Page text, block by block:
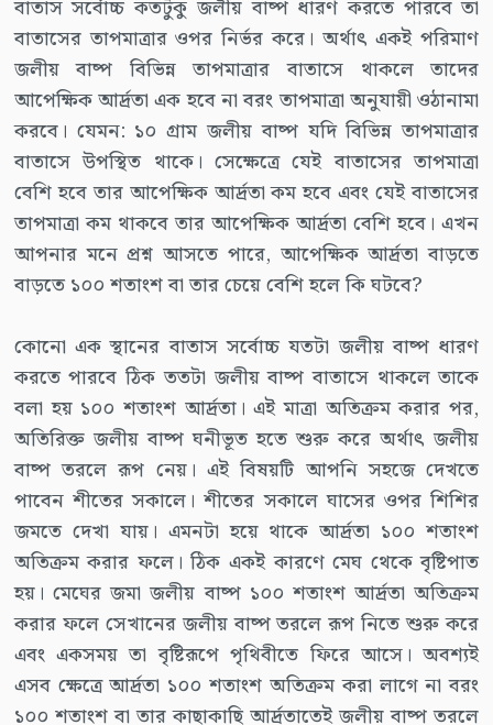
বাতাস সর্বোচ্চ কতটুকু জলীয় বাষ্প ধারণ করতে পারবে তা
বাতাসের তাপমাত্রার ওপর নির্ভর করে। অর্থাৎ একই পরিমাণ
জলীয় বাষ্প বিভিন্ন তাপমাত্রার বাতাসে থাকলে তাদের
আপেক্ষিক আর্দ্রতা এক হবে না বরং তাপমাত্রা অনুযায়ী ওঠানামা
করবে। যেমন: ১০ গ্রাম জলীয় বাষ্প যদি বিভিন্ন তাপমাত্রার
বাতাসে উপস্থিত থাকে। সেক্ষেত্রে যেই বাতাসের তাপমাত্রা
বেশি হবে তার আপেক্ষিক আর্দ্রতা কম হবে এবং যেই বাতাসের
তাপমাত্রা কম থাকবে তার আপেক্ষিক আর্দ্রতা বেশি হবে। এখন
আপনার মনে প্রশ্ন আসতে পারে, আপেক্ষিক আর্দ্রতা বাড়তে
বাড়তে ১০০ শতাংশ বা তার চেয়ে বেশি হলে কি ঘটবে?
কোনো এক স্থানের বাতাস সর্বোচ্চ যতটা জলীয় বাষ্প ধারণ
করতে পারবে ঠিক ততটা জলীয় বাষ্প বাতাসে থাকলে তাকে
বলা হয় ১০০ শতাংশ আর্দ্রতা। এই মাত্রা অতিক্রম করার পর,
অতিরিক্ত জলীয় বাষ্প ঘনীভূত হতে শুরু করে অর্থাৎ জলীয়
বাষ্প তরলে রূপ নেয়। এই বিষয়টি আপনি সহজে দেখতে
পাবেন শীতের সকালে। শীতের সকালে ঘাসের ওপর শিশির
জমতে দেখা যায়। এমনটা হয়ে থাকে আর্দ্রতা ১০০ শতাংশ
অতিক্রম করার ফলে। ঠিক একই কারণে মেঘ থেকে বৃষ্টিপাত
হয়। মেঘের জমা জলীয় বাষ্প ১০০ শতাংশ আর্দ্রতা অতিক্রম
করার ফলে সেখানের জলীয় বাষ্প তরলে রূপ নিতে শুরু করে
এবং একসময় তা বৃষ্টিরূপে পৃথিবীতে ফিরে আসে। অবশ্যই
এসব ক্ষেত্রে আর্দ্রতা ১০০ শতাংশ অতিক্রম করা লাগে না বরং
১০০ শতাংশ বা তার কাছাকাছি আর্দ্রতাতেই জলীয় বাষ্প তরলে